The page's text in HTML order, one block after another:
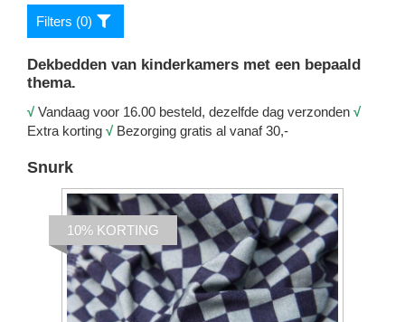
Filters (0)
Dekbedden van kinderkamers met een bepaald
thema.
√Vandaag voor 16.00 besteld, dezelfde dag verzonden √
Extra korting √ Bezorging gratis al vanaf 30,-
Snurk
10% KORTING